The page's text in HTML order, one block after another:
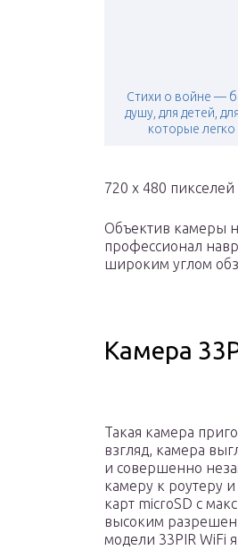
Стихи о войне —
душу, для детей,
которые легко
720 x 480 пикселей
Объектив камеры
профессионал
широким углом
Камера
Такая камера
взгляд, камера
и совершенно
камеру к роутеру
карт microSD с
высоким
модели 33PIR WiFi